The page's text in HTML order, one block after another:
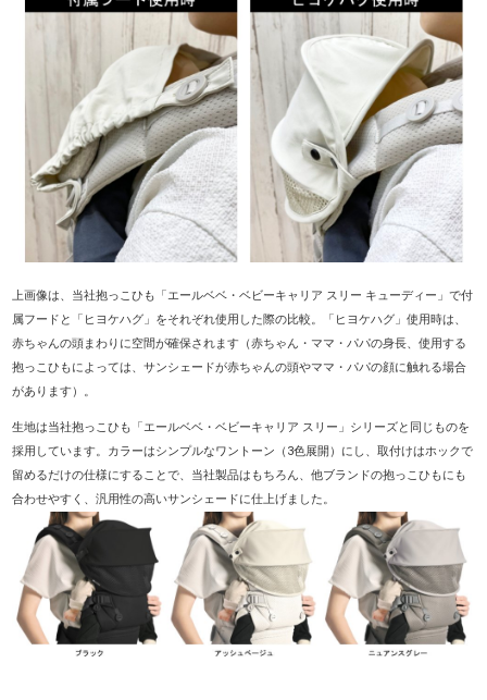
上画像は、当社抱っこひも「エールベベ・ベビーキャリア スリー キューディー」で付
属フードと「ヒヨケハグ」をそれぞれ使用した際の比較。「ヒヨケハグ」使用時は、
赤ちゃんの頭まわりに空間が確保されます（赤ちゃん・ママ・パパの身長、使用する
抱っこひもによっては、サンシェードが赤ちゃんの頭やママ・パパの顔に触れる場合
があります）。
生地は当社抱っこひも「エールベベ・ベビーキャリア スリー」シリーズと同じものを
採用しています。カラーはシンプルなワントーン（3色展開）にし、取付けはホックで
留めるだけの仕様にすることで、当社製品はもちろん、他ブランドの抱っこひもにも
合わせやすく、汎用性の高いサンシェードに仕上げました。